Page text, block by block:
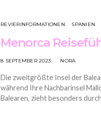
REVIERINFORMATIONEN SPANIEN
Menorca
8 SEPTEMBER 2023 NORA
Die zweitgrößte Insel der
während Ihre Nachbarinsel
Balearen, zieht besonders